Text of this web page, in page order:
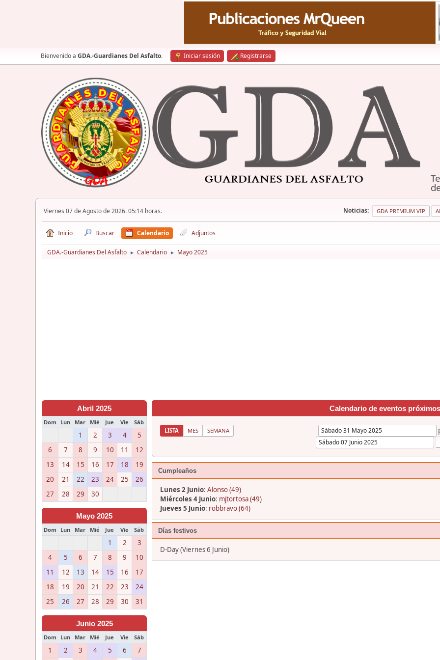
Bienvenido a GDA.-Guardianes Del Asfalto. Iniciar sesión Registrarse
Viernes 07 de Agosto de 2026. 05:14 horas. Noticias: GDA PREMIUM VIP
Inicio Buscar Calendario Adjuntos
GDA.-Guardianes Del Asfalto ► Calendario ► Mayo 2025
Abril 2025
Dom Lun Mar Mié Jue Vie Sáb
1 2 3 4
5
6
7 8 9 10 11
12
13
14 15 16 17 18
19
20
21 22 23 24 25
26
27
28 29 30
Mayo 2025
Dom Lun Mar Mié Jue Vie Sáb
1 2
3
4
5 6 7 8 9
10
11
12 13 14 15 16
17
18
19 20 21 22 23
24
25
26 27 28 29 30 31
Junio 2025
Dom Lun Mar Mié Jue Vie Sáb
1 2 3 4 5 6 7
Calendario de eventos próximos
LISTA MES SEMANA
Cumpleaños
Lunes 2 Junio: Alonso (49)
Miércoles 4 Junio: mjtortosa (49)
Jueves 5 Junio: robbravo (64)
Días festivos
D-Day (Viernes 6 Junio)